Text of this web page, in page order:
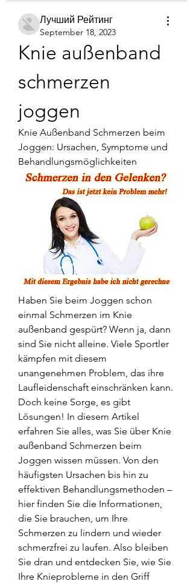
Лучший Рейтинг
September 18, 2023
Knie außenband
schmerzen
joggen
Knie Außenband Schmerzen beim
Joggen: Ursachen, Symptome und
Behandlungsmöglichkeiten
Haben Sie beim Joggen schon
einmal Schmerzen im Knie
außenband gespürt? Wenn ja, dann
sind Sie nicht alleine. Viele Sportler
kämpfen mit diesem
unangenehmen Problem, das ihre
Laufleidenschaft einschränken kann.
Doch keine Sorge, es gibt
Lösungen! In diesem Artikel
erfahren Sie alles, was Sie über Knie
außenband Schmerzen beim
Joggen wissen müssen. Von den
häufigsten Ursachen bis hin zu
effektiven Behandlungsmethoden –
hier finden Sie die Informationen,
die Sie brauchen, um Ihre
Schmerzen zu lindern und wieder
schmerzfrei zu laufen. Also bleiben
Sie dran und entdecken Sie, wie Sie
Ihre Knieprobleme in den Griff